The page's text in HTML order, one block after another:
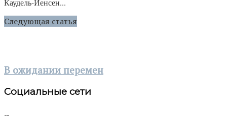
Каудель-Йенсен...
Следующая статья
В ожидании перемен
Социальные сети